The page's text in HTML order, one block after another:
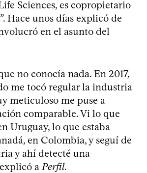
Sciences, es copropietario
Hace unos días explicó de
en el asunto del
no conocía nada. En 2017,
me tocó regular la industria
meticuloso me puse a
comparable. Vi lo que
Uruguay, lo que estaba
en Colombia, y seguí de
y ahí detecté una
a Perfil.